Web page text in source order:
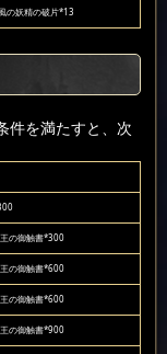
の妖精の破片*13
件を満たすと、次
の御触書*300
の御触書*600
の御触書*600
の御触書*900